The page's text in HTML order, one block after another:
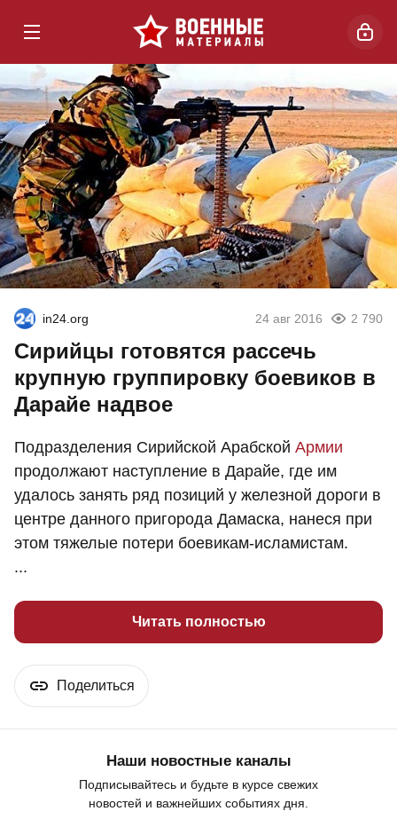
in24.org 24 авг 2016 2 790
Сирийцы готовятся рассечь
крупную группировку боевиков в
Дарайе надвое
Подразделения Сирийской Арабской Армии
продолжают наступление в Дарайе, где им
удалось занять ряд позиций у железной дороги в
центре данного пригорода Дамаска, нанеся при
этом тяжелые потери боевикам-исламистам.
...
Читать полностью
Поделиться
Наши новостные каналы
Подписывайтесь и будьте в курсе свежих
новостей и важнейших событиях дня.